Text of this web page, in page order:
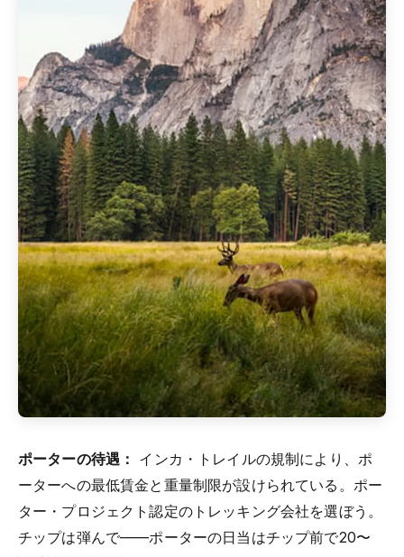
ポーターの待遇： インカ・トレイルの規制により、ポ
ーターへの最低賃金と重量制限が設けられている。ポー
ター・プロジェクト認定のトレッキング会社を選ぼう。
チップは弾んで——ポーターの日当はチップ前で20〜